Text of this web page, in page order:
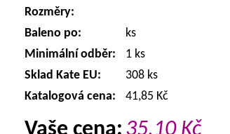
Rozměry:
Baleno po:
ks
Minimální odběr:
1 ks
Sklad Kate EU:
308 ks
Katalogová cena:
41,85 Kč